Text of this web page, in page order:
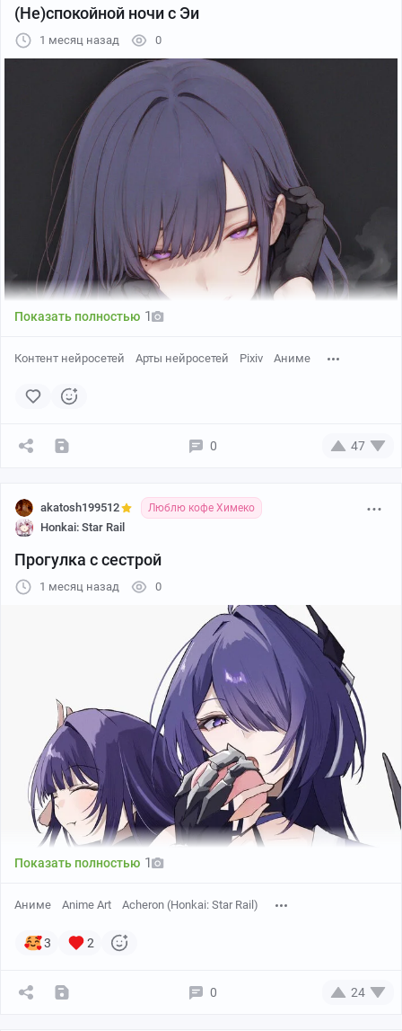
(Не)спокойной ночи с Эи
1 месяц назад 0
Автор: Lucy
Показать полностью 1
Контент нейросетей Арты нейросетей Pixiv Аниме
0 47
akatosh199512 Люблю кофе Химеко
Honkai: Star Rail
Прогулка с сестрой
1 месяц назад 0
Показать полностью 1
Аниме Anime Art Acheron (Honkai: Star Rail)
3 2
0 24